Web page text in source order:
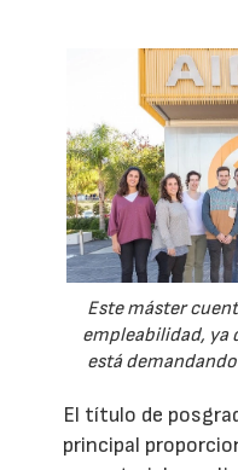
Este máster
empleabilidad, ya
está
El título de
principal